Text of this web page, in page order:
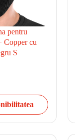
pentru
Copper cu
S